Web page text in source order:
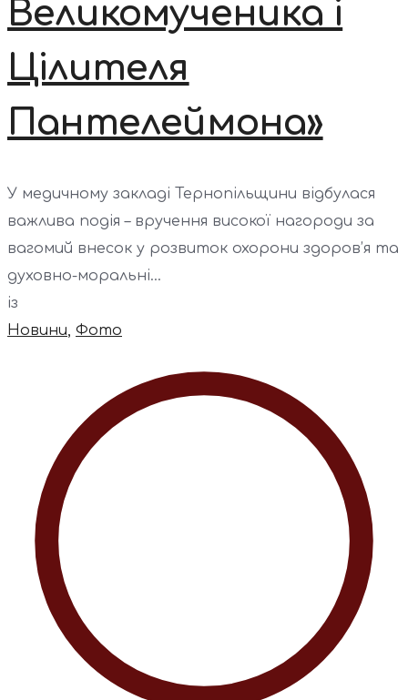
Великомученика і
Цілителя
Пантелеймона»
У медичному закладі Тернопільщини відбулася
важлива подія – вручення високої нагороди за
вагомий внесок у розвиток охорони здоров’я та
духовно-моральні...
із
Новини, Фото